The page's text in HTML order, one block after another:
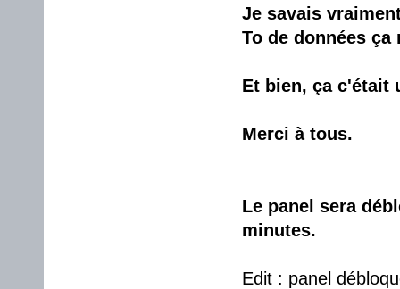
Je savais
To de données ça
Et bien, ça c'était
Merci à tous.
Le panel sera
minutes.
Edit : panel